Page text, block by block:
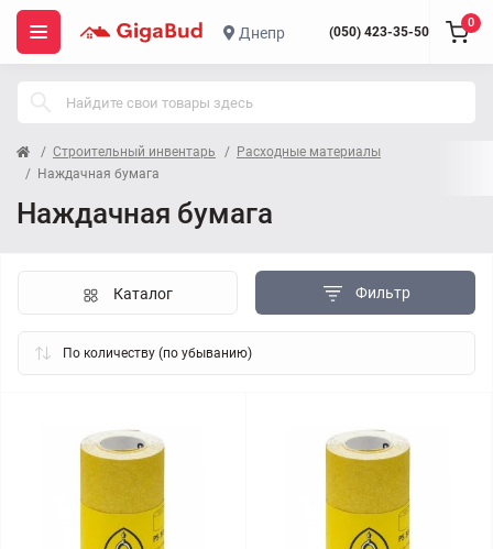
Днепр (050) 423-35-50
0
Строительный инвентарь
Расходные материалы
Наждачная бумага
Наждачная бумага
Фильтр
Каталог